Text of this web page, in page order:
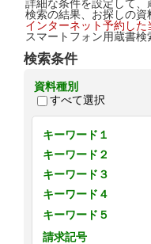
詳細な条件を設定して、
検索の結果、お探しの
インターネット予約し
スマートフォン用蔵書
検索条件
資料種別
すべて選択
キーワード１
キーワード２
キーワード３
キーワード４
キーワード５
請求記号